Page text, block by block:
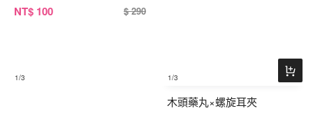
1/3
NT$ 100 $ 290
1/3
木頭藥丸×螺旋耳夾